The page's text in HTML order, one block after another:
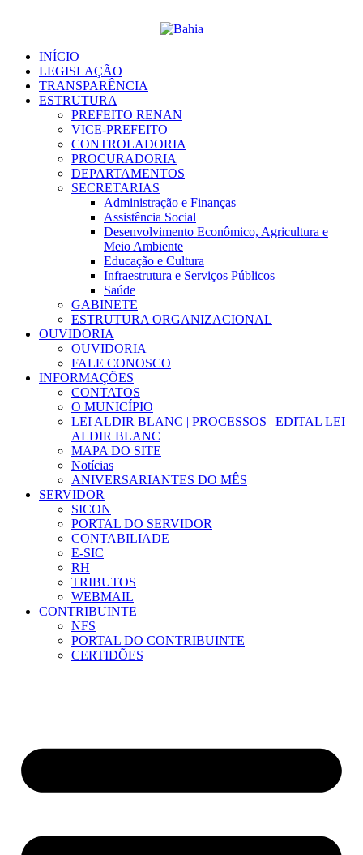
conteúdoINÍCIO
LEGISLAÇÃO
TRANSPARÊNCIA
ESTRUTURA
PREFEITO RENAN
VICE-PREFEITO
CONTROLADORIA
PROCURADORIA
DEPARTAMENTOS
SECRETARIAS
Administração e Finanças
Assistência Social
Desenvolvimento Econômico, Agricultura e
Meio Ambiente
Educação e Cultura
Infraestrutura e Serviços Públicos
Saúde
GABINETE
ESTRUTURA ORGANIZACIONAL
OUVIDORIA
OUVIDORIA
FALE CONOSCO
INFORMAÇÕES
CONTATOS
O MUNICÍPIO
LEI ALDIR BLANC | PROCESSOS | EDITAL LEI
ALDIR BLANC
MAPA DO SITE
Notícias
ANIVERSARIANTES DO MÊS
SERVIDOR
SICON
PORTAL DO SERVIDOR
CONTABILIADE
E-SIC
RH
TRIBUTOS
WEBMAIL
CONTRIBUINTE
NFS
PORTAL DO CONTRIBUINTE
CERTIDÕES